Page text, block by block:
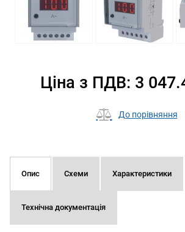
Ціна з ПДВ: 3
До порівняння
Опис Схеми Характеристики
Технічна документація